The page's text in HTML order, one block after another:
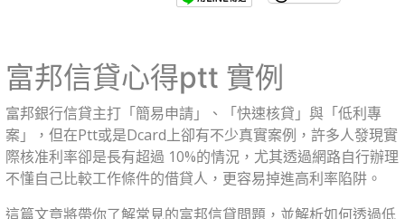
富邦信貸心得ptt 實例
富邦銀行信貸主打「簡易申請」、「快速核貸」與「低利專
案」，但在Ptt或是Dcard上卻有不少真實案例，許多人發現實
際核准利率卻是長有超過 10%的情況，尤其透過網路自行辦理
不懂自己比較工作條件的借貸人，更容易掉進高利率陷阱。
這篇文章將帶你了解常見的富邦信貸問題，並解析如何透過低